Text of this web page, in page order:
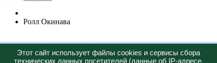
Ролл Окинава
Этот сайт использует файлы cookies и сервисы сбора
технических данных посетителей (данные об IP-адресе,